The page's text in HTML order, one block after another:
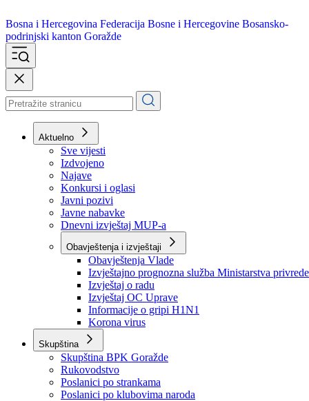
Bosna i Hercegovina
podrinjski kanton Goražde
Aktuelno
Sve vijesti
Izdvojeno
Najave
Konkursi i oglasi
Javni pozivi
Javne nabavke
Dnevni izvještaj MUP-a
Obavještenja i izvještaji
Obavještenja Vlade
Izvještajno prognozna služba Ministarstva privrede
Izvještaj o radu
Izvještaj OC Uprave
Informacije o gripi H1N1
Korona virus
Skupština
Skupština BPK Goražde